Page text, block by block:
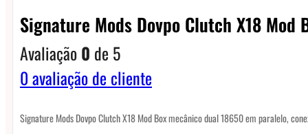
Signature Mods Dovpo Clutch X18 Mod
Avaliação0 de 5
0avaliação de cliente
Signature Mods Dovpo Clutch X18 Mod Box mecânico dual 18650 em paralelo,